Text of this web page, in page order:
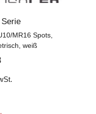
MR16 Spots,
weiß